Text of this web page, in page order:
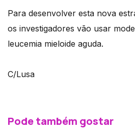
Para desenvolver esta nova
os investigadores vão usar
leucemia mieloide aguda.
C/Lusa
Pode também gostar